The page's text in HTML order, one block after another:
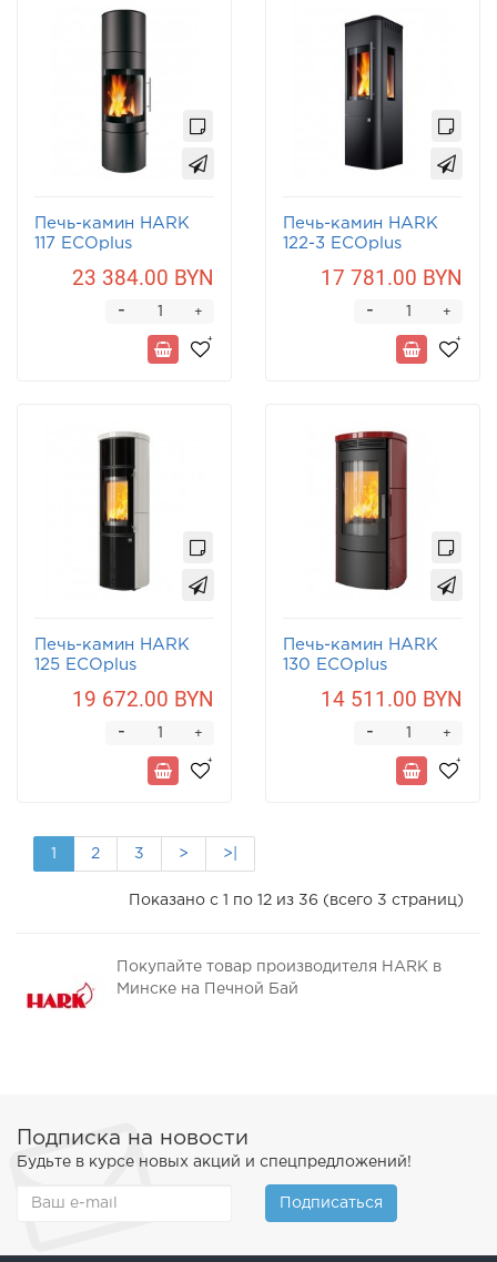
Печь-камин HARK
117 ECOplus
23 384.00 BYN
+
-
Печь-камин HARK
122-3 ECOplus
17 781.00 BYN
+
-
Печь-камин HARK
125 ECOplus
19 672.00 BYN
+
-
Печь-камин HARK
130 ECOplus
14 511.00 BYN
+
-
1 2 3 > >|
Показано с 1 по 12 из 36 (всего 3 страниц)
Покупайте товар производителя HARK в
Минске на Печной Бай
Подписка на новости
Будьте в курсе новых акций и спецпредложений!
Подписаться